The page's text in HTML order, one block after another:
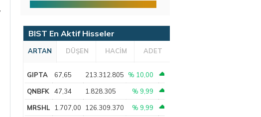
BIST En Aktif Hisseler
ARTAN DÜŞEN HACİM ADET
GIPTA 67,65 213.312.805 % 10,00
QNBFK 47,34 1.828.305 % 9,99
MRSHL 1.707,00 126.309.370 % 9,99